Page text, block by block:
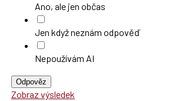
Ano, ale jen občas
Jen když neznám odpověď
Nepoužívám AI
Odpověz
Zobraz výsledek